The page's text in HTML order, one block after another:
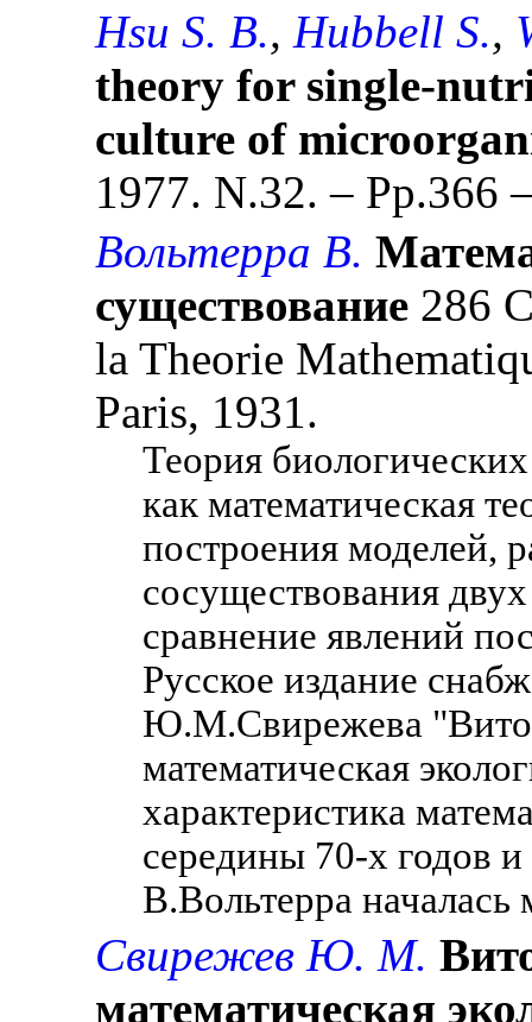
Hsu S. B., Hubbell S.,
theory for single-
culture of
1977. N.32. – Pp.366
Вольтерра В.
существование 286
la Theorie
Paris, 1931.
Теория
как математическая
построения моделей,
сосуществования
сравнение явлений
Русское издание
Ю.М.Свирежева "Вито
математическая
характеристика
середины 70-х годов и
В.Вольтерра началась
Свирежев Ю. М.
математическая